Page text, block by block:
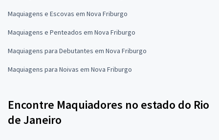
Maquiagens e Escovas em Nova Friburgo
Maquiagens e Penteados em Nova Friburgo
Maquiagens para Debutantes em Nova Friburgo
Maquiagens para Noivas em Nova Friburgo
Encontre Maquiadores no estado do Rio
de Janeiro